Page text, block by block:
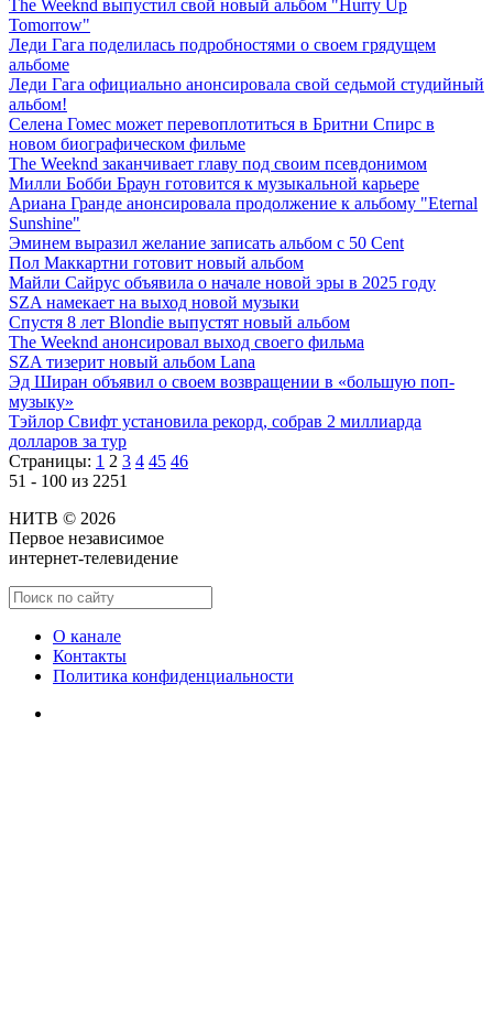
The Weeknd выпустил свой новый альбом "Hurry Up
Tomorrow"
Леди Гага поделилась подробностями о своем грядущем
альбоме
Леди Гага официально анонсировала свой седьмой студийный
альбом!
Селена Гомес может перевоплотиться в Бритни Спирс в
новом биографическом фильме
The Weeknd заканчивает главу под своим псевдонимом
Милли Бобби Браун готовится к музыкальной карьере
Ариана Гранде анонсировала продолжение к альбому "Eternal
Sunshine"
Эминем выразил желание записать альбом с 50 Cent
Пол Маккартни готовит новый альбом
Майли Сайрус объявила о начале новой эры в 2025 году
SZA намекает на выход новой музыки
Спустя 8 лет Blondie выпустят новый альбом
The Weeknd анонсировал выход своего фильма
SZA тизерит новый альбом Lana
Эд Ширан объявил о своем возвращении в «большую поп-
музыку»
Тэйлор Свифт установила рекорд, собрав 2 миллиарда
долларов за тур
Страницы: 1 2 3 4 45 46
51 - 100 из 2251
НИТВ © 2026
Первое независимое
интернет-телевидение
О канале
Контакты
Политика конфиденциальности